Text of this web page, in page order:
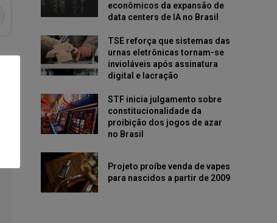
econômicos da expansão de
data centers de IA no Brasil
TSE reforça que sistemas das
urnas eletrônicas tornam-se
invioláveis após assinatura
digital e lacração
STF inicia julgamento sobre
constitucionalidade da
proibição dos jogos de azar
no Brasil
Projeto proíbe venda de vapes
para nascidos a partir de 2009